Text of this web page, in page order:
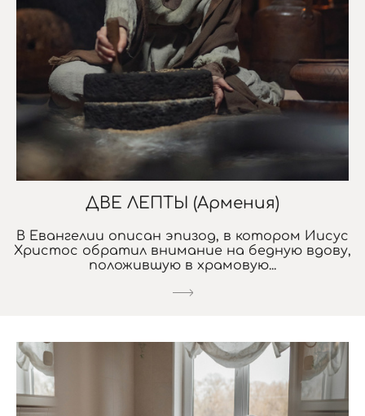
ДВЕ ЛЕПТЫ (Армения)
В Евангелии описан эпизод, в котором Иисус
Христос обратил внимание на бедную вдову,
положившую в храмовую...